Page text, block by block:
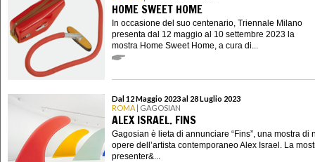
HOME SWEET HOME
In occasione del suo centenario, Triennale Milano
presenta dal 12 maggio al 10 settembre 2023 la
mostra Home Sweet Home, a cura di...
Dal 12 Maggio 2023 al 28 Luglio 2023
ROMA | GAGOSIAN
ALEX ISRAEL. FINS
Gagosian è lieta di annunciare “Fins”, una mostra di
opere dell’artista contemporaneo Alex Israel. La
presenter&...